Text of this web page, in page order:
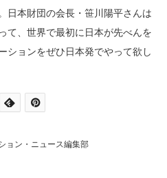
日本財団の会長・笹川陽平さんは
て、世界で最初に日本が先べんを
ションをぜひ日本発でやって欲し
ョン・ニュース編集部